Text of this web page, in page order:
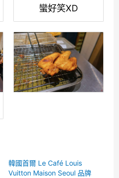
蠻好笑XD
韓國首爾 Le Café Louis
Vuitton Maison Seoul 品牌